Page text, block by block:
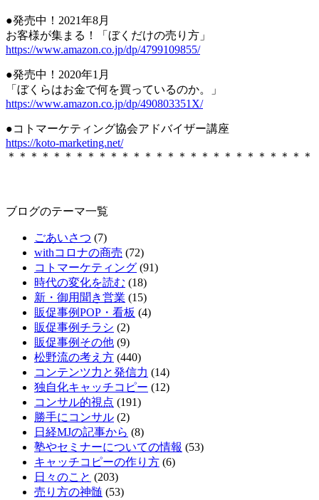
●発売中！2021年8月
お客様が集まる！「ぼくだけの売り方」
https://www.amazon.co.jp/dp/4799109855/
●発売中！2020年1月
「ぼくらはお金で何を買っているのか。」
https://www.amazon.co.jp/dp/490803351X/
●コトマーケティング協会アドバイザー講座
https://koto-marketing.net/
＊＊＊＊＊＊＊＊＊＊＊＊＊＊＊＊＊＊＊＊＊＊＊＊＊＊＊
ブログのテーマ一覧
ごあいさつ (7)
withコロナの商売 (72)
コトマーケティング (91)
時代の変化を読む (18)
新・御用聞き営業 (15)
販促事例POP・看板 (4)
販促事例チラシ (2)
販促事例その他 (9)
松野流の考え方 (440)
コンテンツ力と発信力 (14)
独自化キャッチコピー (12)
コンサル的視点 (191)
勝手にコンサル (2)
日経MJの記事から (8)
塾やセミナーについての情報 (53)
キャッチコピーの作り方 (6)
日々のこと (203)
売り方の神髄 (53)